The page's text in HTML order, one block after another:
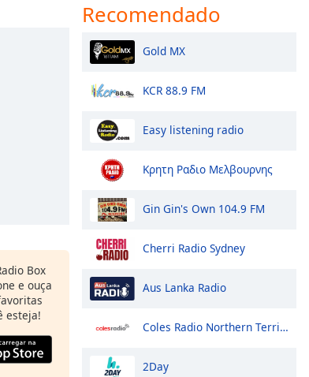
Box
e ouça
esteja!
Recomendado
Gold MX
KCR 88.9 FM
Easy listening radio
Κρητη Ραδιο Μελβουρνης
Gin Gin's Own 104.9 FM
Cherri Radio Sydney
Aus Lanka Radio
Coles Radio Northern Territory
2Day